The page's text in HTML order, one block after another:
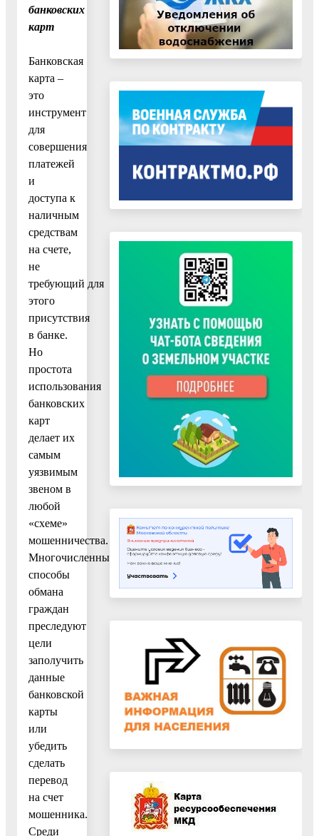
банковских
карт
Банковская
карта –
это
инструмент
для
совершения
платежей
и
доступа к
наличным
средствам
на счете,
не
требующий для
этого
присутствия
в банке.
Но
простота
использования
банковских
карт
делает их
самым
уязвимым
звеном в
любой
«схеме»
мошенничества.
Многочисленные
способы
обмана
граждан
преследуют
цели
заполучить
данные
банковской
карты
или
убедить
сделать
перевод
на счет
мошенника.
Среди